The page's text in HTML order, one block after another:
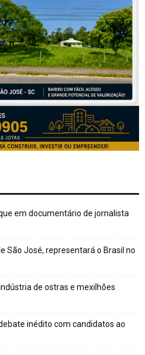
em documentário de jornalista
São José, representará o Brasil no
de ostras e mexilhões
inédito com candidatos ao